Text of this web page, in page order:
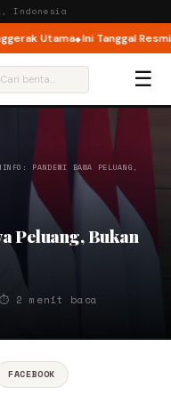
Indonesia
Utama Ini Tanggal Resmi
☰
PANDEMI BAWA PELUANG,
Peluang, Bukan
⏱ 2 menit baca
FACEBOOK